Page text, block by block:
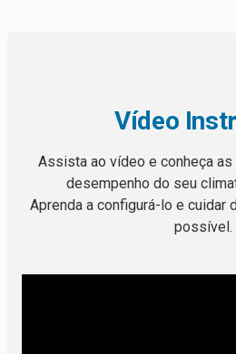
Vídeo
Assista ao vídeo e conheça
desempenho do seu
Aprenda a configurá-lo e cuidar
possível.